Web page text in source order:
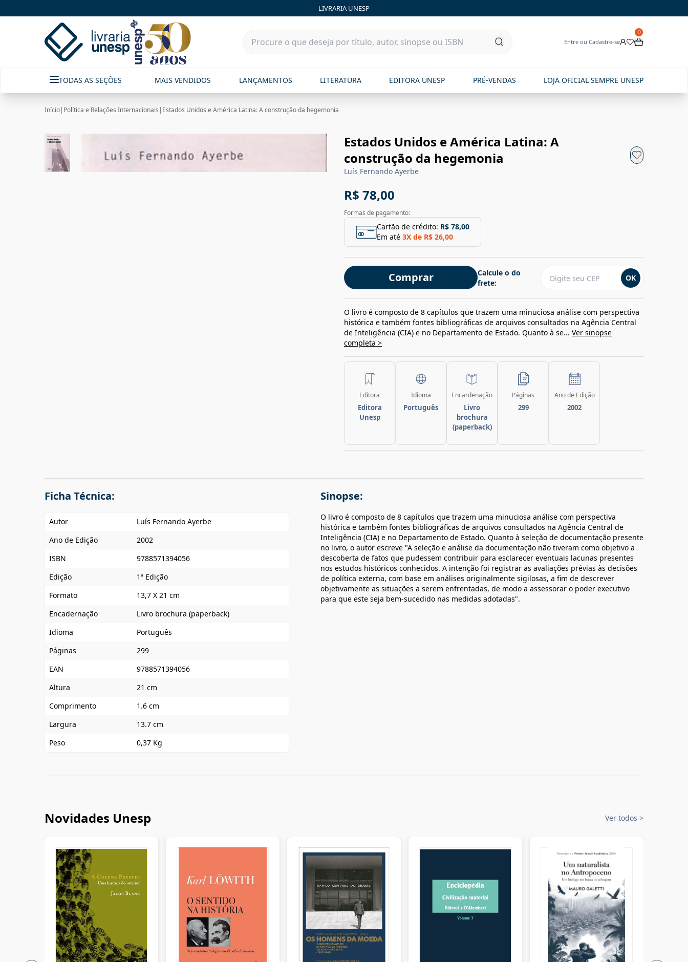
LIVRARIA UNESP
Entre ou Cadastre-se
0
TODAS AS SEÇÕES MAIS VENDIDOS LANÇAMENTOS LITERATURA EDITORA UNESP PRÉ-VENDAS LOJA OFICIAL SEMPRE UNESP
Início| Política e Relações Internacionais | Estados Unidos e América Latina: A construção da hegemonia
Estados Unidos e América Latina: A
construção da hegemonia
Luís Fernando Ayerbe
R$ 78,00
Formas de pagamento:
Cartão de crédito: R$ 78,00
Em até 3X de R$ 26,00
Comprar
Calcule o do
frete:
OK
O livro é composto de 8 capítulos que trazem uma minuciosa análise com perspectiva
histórica e também fontes bibliográficas de arquivos consultados na Agência Central
de Inteligência (CIA) e no Departamento de Estado. Quanto à se... Ver sinopse
completa >
Editora
Editora
Unesp
Idioma
Português
Encardenação
Livro
brochura
(paperback)
Páginas
299
Ano de Edição
2002
Ficha Técnica:
Autor
Luís Fernando Ayerbe
Ano de Edição
2002
ISBN
9788571394056
Edição
1ª Edição
Formato
13,7 X 21 cm
Encadernação
Livro brochura (paperback)
Idioma
Português
Páginas
299
EAN
9788571394056
Altura
21 cm
Comprimento
1.6 cm
Largura
13.7 cm
Peso
0,37 Kg
Sinopse:
O livro é composto de 8 capítulos que trazem uma minuciosa análise com perspectiva
histórica e também fontes bibliográficas de arquivos consultados na Agência Central de
Inteligência (CIA) e no Departamento de Estado. Quanto à seleção de documentação presente
no livro, o autor escreve "A seleção e análise da documentação não tiveram como objetivo a
descoberta de fatos que pudessem contribuir para esclarecer eventuais lacunas presentes
nos estudos históricos conhecidos. A intenção foi registrar as avaliações prévias às decisões
de política externa, com base em análises originalmente sigilosas, a fim de descrever
objetivamente as situações a serem enfrentadas, de modo a assessorar o poder executivo
para que este seja bem-sucedido nas medidas adotadas".
Novidades Unesp Ver todos >